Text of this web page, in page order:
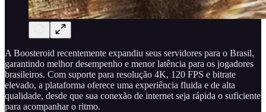
A Boosteroid recentemente expandiu seus servidores para o Brasil,
garantindo melhor desempenho e menor latência para os jogadores
brasileiros. Com suporte para resolução 4K, 120 FPS e bitrate
elevado, a plataforma oferece uma experiência fluida e de alta
qualidade, desde que sua conexão de internet seja rápida o suficiente
para acompanhar o ritmo.